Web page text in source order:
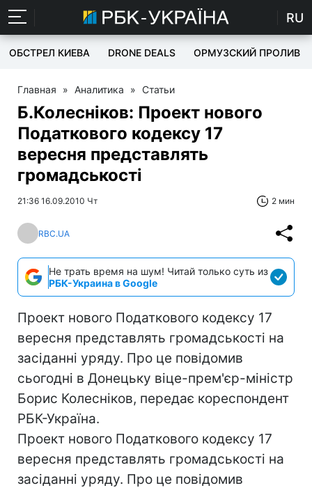
RU
ОБСТРЕЛ КИЕВА DRONE DEALS ОРМУЗСКИЙ ПРОЛИВ
Главная » Аналитика » Статьи
Б.Колесніков: Проект нового
Податкового кодексу 17
вересня представлять
громадськості
21:36 16.09.2010 Чт 2 мин
RBC.UA
Не трать время на шум! Читай только суть из
РБК-Украина в Google
Проект нового Податкового кодексу 17
вересня представлять громадськості на
засіданні уряду. Про це повідомив
сьогодні в Донецьку віце-прем'єр-міністр
Борис Колесніков, передає кореспондент
РБК-Україна.
Проект нового Податкового кодексу 17
вересня представлять громадськості на
засіданні уряду. Про це повідомив